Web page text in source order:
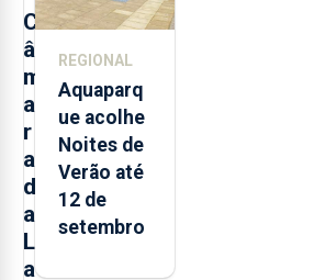
C
â
m
a
r
a
d
a
L
a
Açores
REGIONAL
Aquaparq
ue acolhe
Noites de
Verão até
12 de
setembro